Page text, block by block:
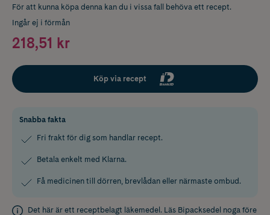
För att kunna köpa denna kan du i vissa fall behöva ett recept.
Ingår ej i förmån
218,51 kr
Köp via recept
Snabba fakta
Fri frakt för dig som handlar recept.
Betala enkelt med Klarna.
Få medicinen till dörren, brevlådan eller närmaste ombud.
Det här är ett receptbelagt läkemedel. Läs Bipacksedel noga före